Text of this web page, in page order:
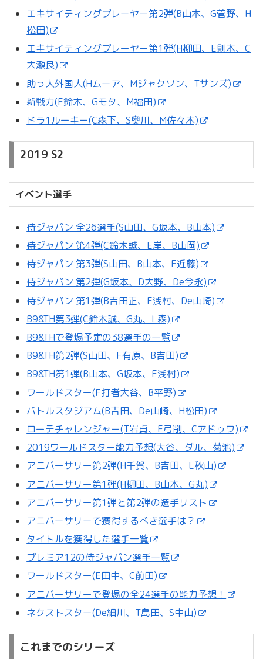
エキサイティングプレーヤー第2弾(B山本、G菅野、H
松田)
エキサイティングプレーヤー第1弾(H柳田、E則本、C
大瀬良)
助っ人外国人(Hムーア、Mジャクソン、Tサンズ)
新戦力(E鈴木、Gモタ、M福田)
ドラ1ルーキー(C森下、S奥川、M佐々木)
2019 S2
イベント選手
侍ジャパン 全26選手(S山田、G坂本、B山本)
侍ジャパン 第4弾(C鈴木誠、E岸、B山岡)
侍ジャパン 第3弾(S山田、B山本、F近藤)
侍ジャパン 第2弾(G坂本、D大野、De今永)
侍ジャパン 第1弾(B吉田正、E浅村、De山崎)
B9&TH第3弾(C鈴木誠、G丸、L森)
B9&THで登場予定の38選手の一覧
B9&TH第2弾(S山田、F有原、B吉田)
B9&TH第1弾(B山本、G坂本、E浅村)
ワールドスター(F打者大谷、B平野)
バトルスタジアム(B吉田、De山崎、H松田)
ローテチャレンジャー(T岩貞、E弓削、Cアドゥワ)
2019ワールドスター能力予想(大谷、ダル、菊池)
アニバーサリー第2弾(H千賀、B吉田、L秋山)
アニバーサリー第1弾(H柳田、B山本、G丸)
アニバーサリー第1弾と第2弾の選手リスト
アニバーサリーで獲得するべき選手は？
タイトルを獲得した選手一覧
プレミア12の侍ジャパン選手一覧
ワールドスター(E田中、C前田)
アニバーサリーで登場の全24選手の能力予想！
ネクストスター(De細川、T島田、S中山)
これまでのシリーズ